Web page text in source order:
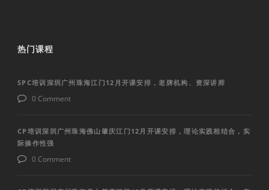
热门课程
SPC培训深圳广州珠海江门12月开课安排，老牌机构、资深讲师
0 Comment
CP培训深圳广州珠海佛山肇庆江门12月开课安排，理论实践相结合，实
际操作性强
0 Comment